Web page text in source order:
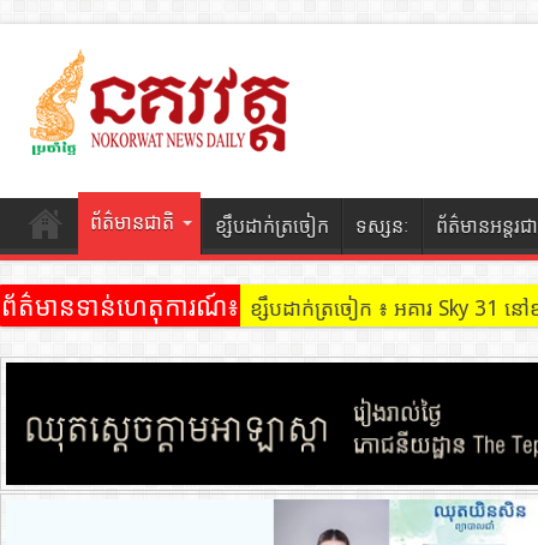
ព័ត៌មានជាតិ ខ្សឹបដាក់ត្រចៀក ទស្សនៈ ព័ត៌មានអន្តរជ
ព័ត៌មានទាន់ហេតុការណ៍៖ ខ្សឹបដាក់ត្រចៀក ៖ ដល់ករ ! ឈ្មួញដឹក